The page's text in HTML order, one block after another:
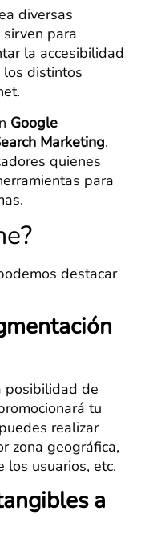
diversas
para
la accesibilidad
distintos
Google
Marketing.
quienes
para
destacar
posibilidad de
tu
realizar
zona geográfica,
los usuarios, etc.
a